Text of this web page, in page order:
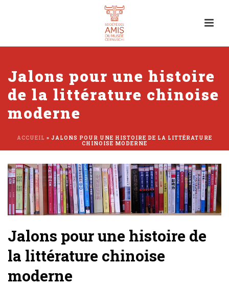
Jalons pour une histoire
de la littérature chinoise
moderne
ACCUEIL » JALONS POUR UNE HISTOIRE DE LA LITTÉRATURE
CHINOISE MODERNE
Jalons pour une histoire de
la littérature chinoise
moderne